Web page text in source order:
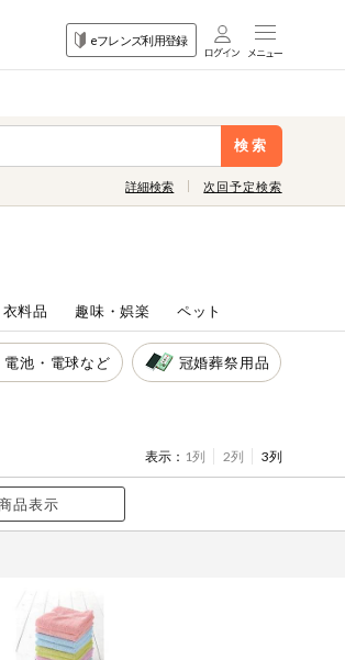
eフレンズ利用登録
検索
詳細検索 次回予定検索
衣料品 趣味・娯楽 ペット
電池・電球など 冠婚葬祭用品
表示： 1列 2列 3列
品表示